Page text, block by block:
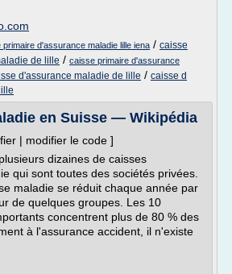
primaire d'assurance maladie lille iena / caisse
de lille / caisse primaire d'assurance
d'assurance maladie de lille / caisse d
en Suisse — Wikipédia
| modifier le code ]
dizaines de caisses
qui sont toutes des sociétés privées.
maladie se réduit chaque année par
de quelques groupes. Les 10
concentrent plus de 80 % des
à l'assurance accident, il n'existe